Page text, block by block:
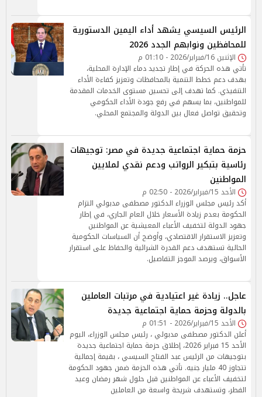
الرئيس السيسي يشهد أداء اليمين الدستورية
للمحافظين ونوابهم الجدد 2026
الإثنين 16/فبراير/2026 - 01:10 م
تأتي هذه الحركة في إطار تجديد دماء الإدارة المحلية،
بهدف دعم خطط التنمية بالمحافظات وتعزيز كفاءة الأداء
التنفيذي. كما تهدف إلى تحسين مستوى الخدمات المقدمة
للمواطنين، بما يسهم في رفع جودة الأداء الحكومي
وتحقيق تواصل فعال بين الدولة والمجتمع المحلي.
حزمة حماية اجتماعية جديدة في مصر: توجيهات
رئاسية بتبكير الرواتب ودعم نقدي لملايين
المواطنين
الأحد 15/فبراير/2026 - 02:50 م
أكد رئيس مجلس الوزراء الدكتور مصطفى مدبولي التزام
الحكومة بعدم زيادة الأسعار خلال العام الجاري، في إطار
جهود الدولة لتخفيف الأعباء المعيشية عن المواطنين
وتعزيز الاستقرار الاقتصادي، وأوضح أن السياسات الحكومية
الحالية تستهدف دعم القدرة الشرائية والحفاظ على استقرار
الأسواق، ويرصد الموجز التفاصيل.
عاجل.. زيادة غير اعتيادية في مرتبات العاملين
بالدولة وحزمة حماية اجتماعية جديدة
الأحد 15/فبراير/2026 - 01:51 م
أعلن الدكتور مصطفى مدبولي ، رئيس مجلس الوزراء، اليوم
الأحد 15 فبراير 2026، إطلاق حزمة حماية اجتماعية جديدة
بتوجيهات من الرئيس عبد الفتاح السيسي ، بقيمة إجمالية
تتجاوز 40 مليار جنيه. تأتي هذه الحزمة ضمن جهود الحكومة
لتخفيف الأعباء عن المواطنين قبل حلول شهر رمضان وعيد
الفطر، وتستهدف شريحة واسعة من العاملين